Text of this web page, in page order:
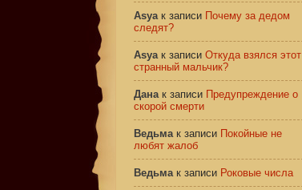
Asyaк записи Почему за дедом
следят?
Asyaк записи Откуда взялся этот
странный мальчик?
Данак записи Предупреждение о
скорой смерти
Ведьмак записи Покойные не
любят жалоб
Ведьмак записи Роковые числа